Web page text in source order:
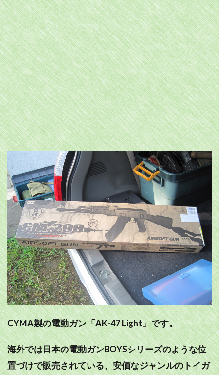
CYMA製の電動ガン「AK-47 Light」です。
海外では日本の電動ガンBOYSシリーズのような位
置づけで販売されている、安価なジャンルのトイガ